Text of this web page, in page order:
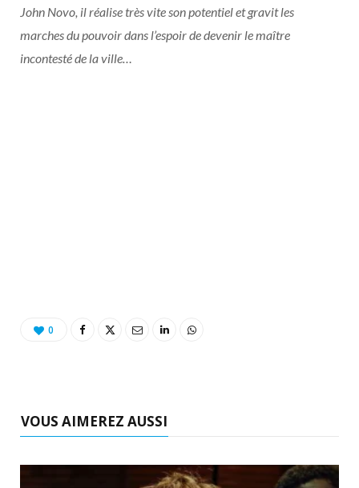
John Novo, il réalise très vite son potentiel et gravit les
marches du pouvoir dans l’espoir de devenir le maître
incontesté de la ville…
0
VOUS AIMEREZ AUSSI